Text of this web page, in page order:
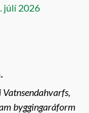
júlí 2026
byggingaráform